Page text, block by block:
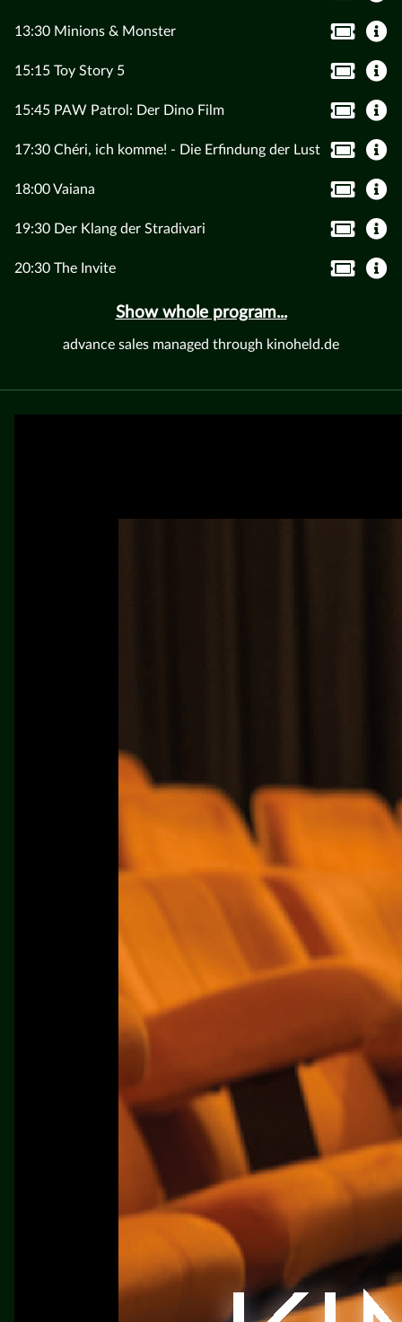
13:30 Minions & Monster
15:15 Toy Story 5
15:45 PAW Patrol: Der Dino Film
17:30 Chéri, ich komme! - Die Erfindung der Lust
18:00 Vaiana
19:30 Der Klang der Stradivari
20:30 The Invite
Show whole program...
advance sales managed through kinoheld.de